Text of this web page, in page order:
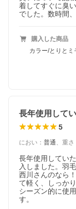
綿混の軽量生地
ダウンプルーフ
ンプルーフ加工
の効果が薄れて
詰ませて、ダウ
います。ずっと
着してすぐに臭
でした。数時間
購入した商品
カラー/とりと
5
におい ： 普通、 重さ
長年使用してい
入しました。羽
西川さんのなら
て軽く、しっか
シーズン的に使
す。